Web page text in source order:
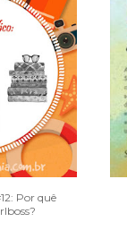
Por quê